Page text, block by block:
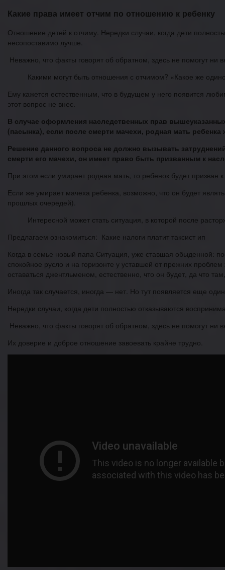
Какие права имеет отчим по отношению к ребенку
Отношение детей к отчиму. Нередки случаи, когда дети
несопоставимо лучше.
Неважно, что факты говорят об обратном, здесь не помогут
Какими могут быть отношения с отчимом? «Какое же
Ему кажется естественным, что в будущем у него появится
этот вопрос не внес.
В случае оформления наследственных прав
(пасынка), если после смерти мачехи, родная мать ребенка
Решение данного вопроса не должно вызывать
смерти его мачехи, он имеет право быть призванным к
При этом если умирает родная мать, то ребенок будет
Если же умирает мачеха ребенка, возможно, что он будет
прошлых очередей).
Интересной может стать ситуация, в которой после
Предлагаем ознакомиться: Какие налоги платит таксист ип
Когда в семье новый папа Ситуация, уже ставшая обыденной:
спокойное русло и на горизонте у уставшей от прежних
оставаться джентльменом, естественно, что он будет, да что
Иногда так случается, иногда — нет. Но тут появляется еще
Нередки случаи, когда дети полностью отказываются
Неважно, что факты говорят об обратном, здесь не помогут
Их доверие и доброе отношение завоевать крайне трудно.